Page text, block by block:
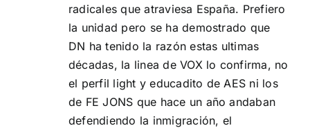
radicales que atraviesa España. Prefiero
la unidad pero se ha demostrado que
DN ha tenido la razón estas ultimas
décadas, la linea de VOX lo confirma, no
el perfil light y educadito de AES ni los
de FE JONS que hace un año andaban
defendiendo la inmigración, el